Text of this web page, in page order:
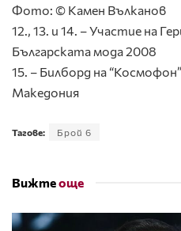
Фото: © Камен Вълканов
12., 13. и 14. – Участие на
Българската мода 2008
15. – Билборд на
Македония
Тагове: Брой 6
Вижтеоще